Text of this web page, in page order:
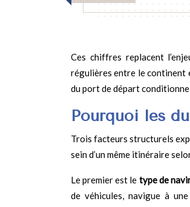
Ces chiffres replacent
régulières entre le continent
du port de départ
Pourquoi les
Trois facteurs structurels
sein d’un même itinéraire
Le premier est le type de
de véhicules, navigue à